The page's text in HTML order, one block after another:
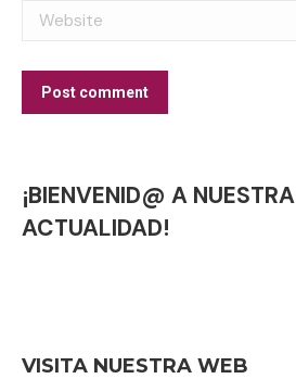
Website
Post comment
¡BIENVENID@ A
ACTUALIDAD!
VISITA NUESTRA WEB